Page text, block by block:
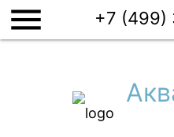
menu +7 (499)